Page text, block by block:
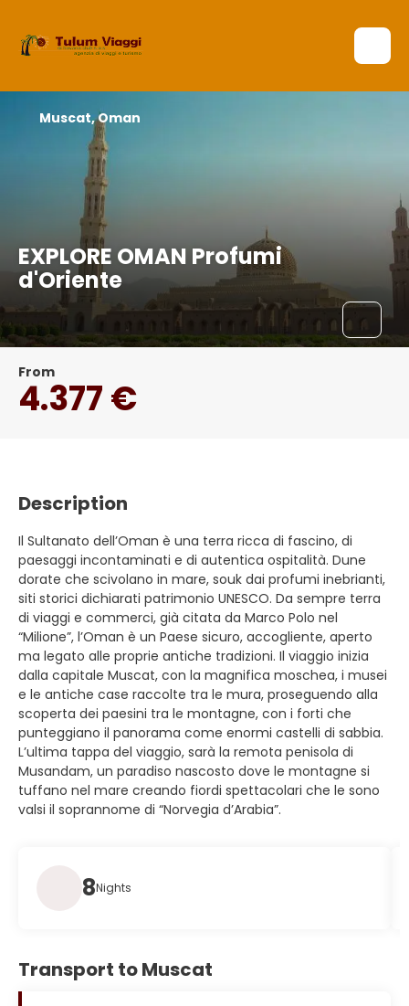
EXPLORE OMAN Profumi
d'Oriente
Muscat, Oman
From
4.377 €
Description
Il Sultanato dell’Oman è una terra ricca di fascino, di
paesaggi incontaminati e di autentica ospitalità. Dune
dorate che scivolano in mare, souk dai profumi inebrianti,
siti storici dichiarati patrimonio UNESCO. Da sempre terra
di viaggi e commerci, già citata da Marco Polo nel
“Milione”, l’Oman è un Paese sicuro, accogliente, aperto
ma legato alle proprie antiche tradizioni. Il viaggio inizia
dalla capitale Muscat, con la magnifica moschea, i musei
e le antiche case raccolte tra le mura, proseguendo alla
scoperta dei paesini tra le montagne, con i forti che
punteggiano il panorama come enormi castelli di sabbia.
L’ultima tappa del viaggio, sarà la remota penisola di
Musandam, un paradiso nascosto dove le montagne si
tuffano nel mare creando fiordi spettacolari che le sono
valsi il soprannome di “Norvegia d’Arabia”.
8Nights
Transport to Muscat